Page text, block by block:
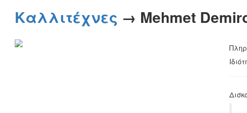
Καλλιτέχνες → Mehmet